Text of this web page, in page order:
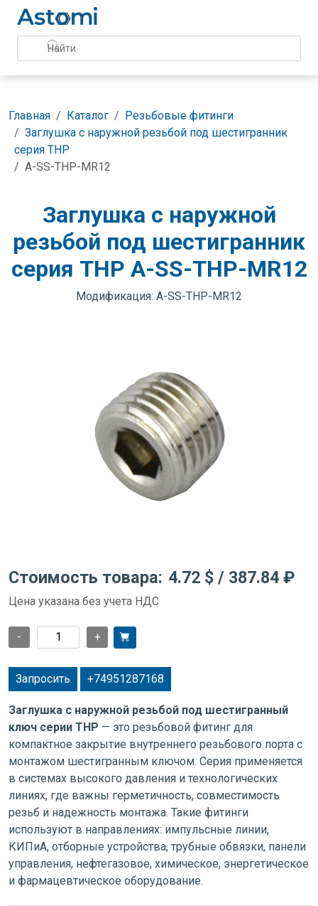
Главная Каталог
Резьбовые фитинги
Заглушка с наружной резьбой под шестигранник
серия THP
A-SS-THP-MR12
Заглушка с наружной
резьбой под шестигранник
серия THP A-SS-THP-MR12
Модификация: A-SS-THP-MR12
Стоимость товара: 4.72 $ / 387.84 ₽
Цена указана без учета НДС
- +
Запросить +74951287168
Заглушка с наружной резьбой под шестигранный
ключ серии THP — это резьбовой фитинг для
компактное закрытие внутреннего резьбового порта с
монтажом шестигранным ключом. Серия применяется
в системах высокого давления и технологических
линиях, где важны герметичность, совместимость
резьб и надежность монтажа. Такие фитинги
используют в направлениях: импульсные линии,
КИПиА, отборные устройства, трубные обвязки, панели
управления, нефтегазовое, химическое, энергетическое
и фармацевтическое оборудование.